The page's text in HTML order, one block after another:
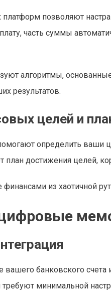
позволяют
часть суммы
алгоритмы,
результатов.
целей и
определить ваши
план достижения целей,
из хаотичной
банковского
требуют минимальной